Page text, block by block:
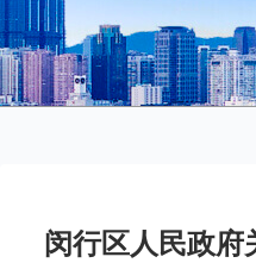
闵行区人民政